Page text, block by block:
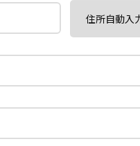
住所自動入